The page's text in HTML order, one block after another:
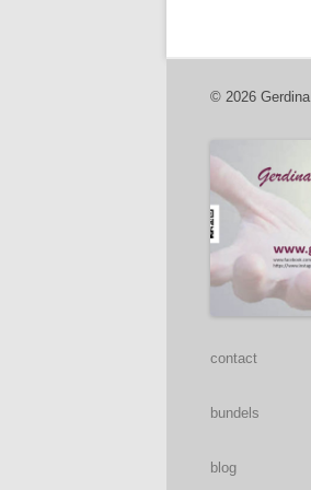
© 2026 Gerdina
contact
bundels
blog